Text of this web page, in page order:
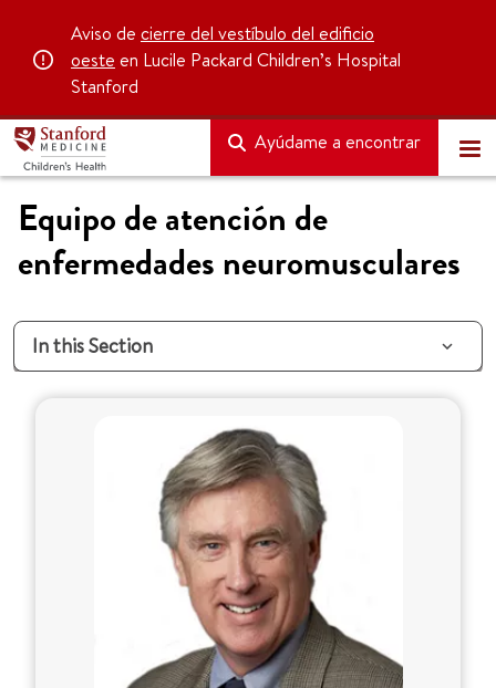
Aviso de cierre del vestíbulo del edificio
oeste en Lucile Packard Children’s Hospital
Stanford
Ayúdame a encontrar
Equipo de atención de
enfermedades neuromusculares
In this Section